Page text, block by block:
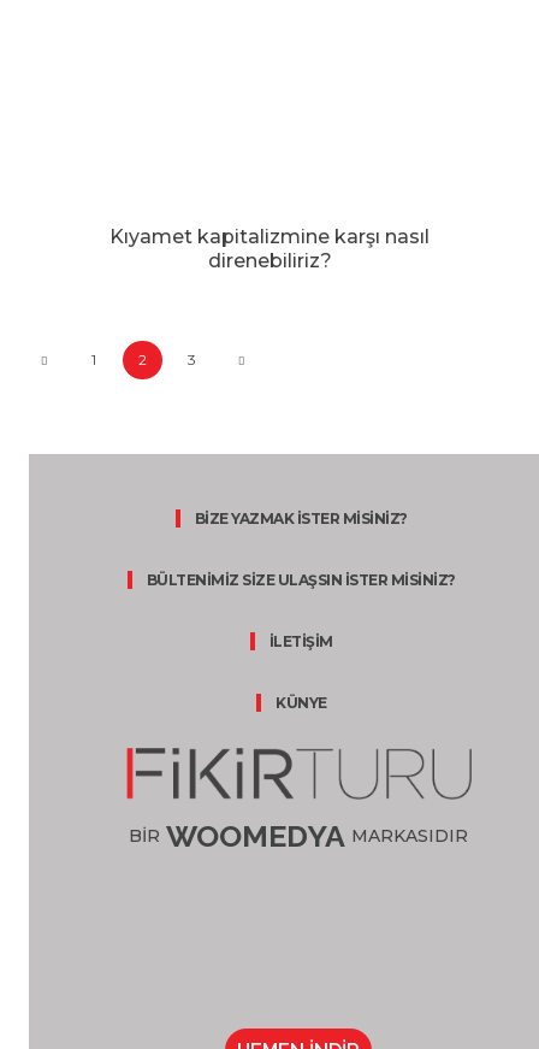
Kıyamet kapitalizmine karşı nasıl
direnebiliriz?
1 2 3
BİZE YAZMAK İSTER MİSİNİZ?
BÜLTENİMİZ SİZE ULAŞSIN İSTER MİSİNİZ?
İLETİŞİM
KÜNYE
BİR WOOMEDYA MARKASIDIR